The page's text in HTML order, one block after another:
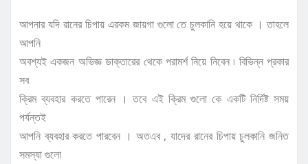
আপনার যদি রানের চিপায় এরকম জায়গা গুলো তে চুলকানি হয়ে থাকে । তাহলে
আপনি
অবশ্যই একজন অভিজ্ঞ ডাক্তারের থেকে পরামর্শ নিয়ে নিবেন ৷ বিভিন্ন প্রকার
সব
ক্রিম ব্যবহার করতে পারেন । তবে এই ক্রিম গুলো কে একটি নির্দিষ্ট সময়
পর্যন্তই
আপনি ব্যবহার করতে পারবেন । অতএব , যাদের রানের চিপায় চুলকানি জনিত
সমস্যা গুলো